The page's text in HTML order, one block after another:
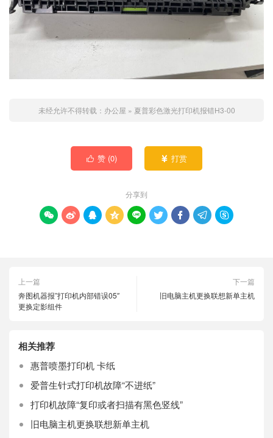
未经允许不得转载： 办公屋 » 夏普彩色激光打印机报错H3-00
 赞 (0)  打赏
分享到
        
上一篇
奔图机器报”打印机内部错误05″
更换定影组件
下一篇
旧电脑主机更换联想新单主机
相关推荐
惠普喷墨打印机 卡纸
爱普生针式打印机故障“不进纸”
打印机故障“复印或者扫描有黑色竖线”
旧电脑主机更换联想新单主机